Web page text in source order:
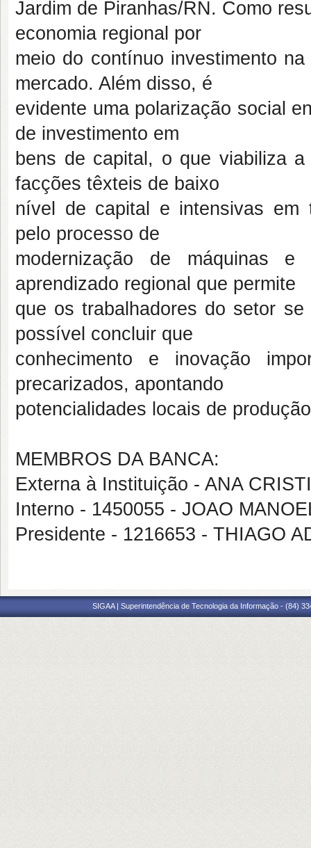
Jardim de Piranhas/RN. Como
economia regional por
meio do contínuo investimento
mercado. Além disso, é
evidente uma polarização social
de investimento em
bens de capital, o que viabiliza
facções têxteis de baixo
nível de capital e intensivas em
pelo processo de
modernização de máquinas e
aprendizado regional que permite
que os trabalhadores do setor
possível concluir que
conhecimento e inovação
precarizados, apontando
potencialidades locais de
MEMBROS DA BANCA:
Externa à Instituição - ANA
Interno - 1450055 - JOAO
Presidente - 1216653 - THIAGO
SIGAA | Superintendência de Tecnologia da Informação - (84)